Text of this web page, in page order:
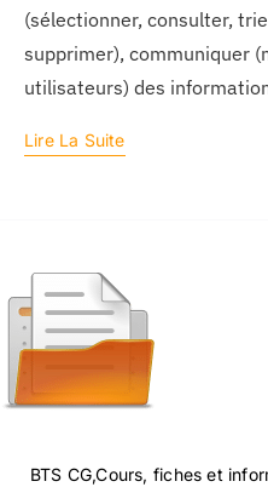
(sélectionner, consulter,
supprimer), communiquer
utilisateurs) des
Lire La Suite
BTS CG,Cours, fiches et